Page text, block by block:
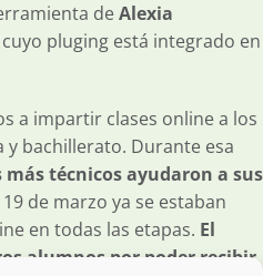
deAlexia
pluging está integrado en
a impartir clases online a los
bachillerato. Durante esa
más técnicos ayudaron a sus
19 de marzo ya se estaban
en todas las etapas. El
alumnos por poder recibir